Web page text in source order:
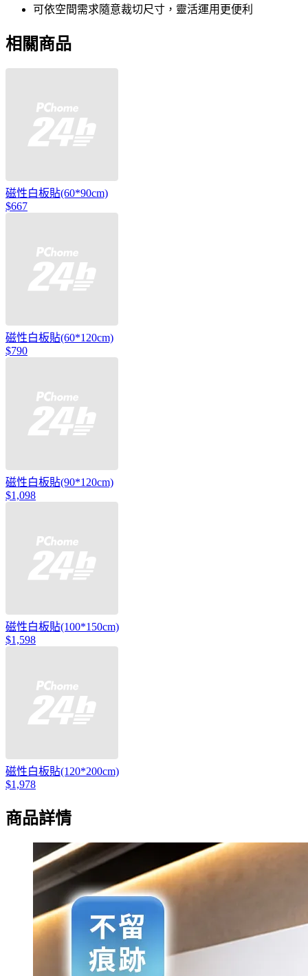
可依空間需求隨意裁切尺寸，靈活運用更便利
相關商品
磁性白板貼(60*90cm)
$667
磁性白板貼(60*120cm)
$790
磁性白板貼(90*120cm)
$1,098
磁性白板貼(100*150cm)
$1,598
磁性白板貼(120*200cm)
$1,978
商品詳情